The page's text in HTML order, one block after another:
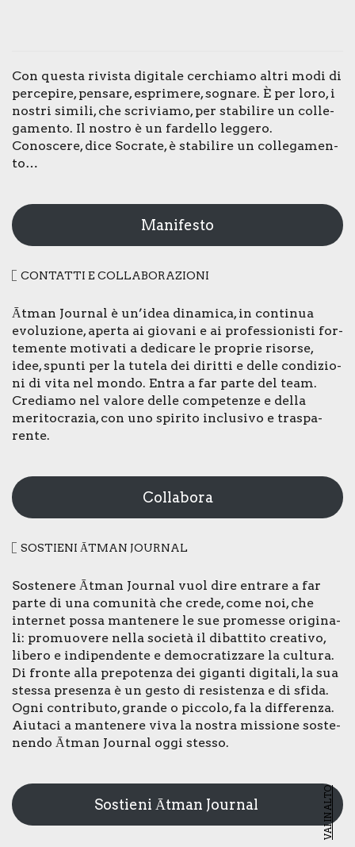
Con que­sta rivi­sta digi­ta­le cer­chia­mo altri modi di
per­ce­pi­re, pen­sa­re, espri­me­re, sogna­re. È per loro, i
nostri simi­li, che scri­via­mo, per sta­bi­li­re un col­le­
ga­men­to. Il nostro è un far­del­lo leg­ge­ro.
Cono­sce­re, dice Socra­te, è sta­bi­li­re un col­le­ga­men­
to…
Manifesto
CON­TAT­TI E COL­LA­BO­RA­ZIO­NI
Ātman Jour­nal è un’idea dina­mi­ca, in con­ti­nua
evo­lu­zio­ne, aper­ta ai gio­va­ni e ai pro­fes­sio­ni­sti for­
te­men­te moti­va­ti a dedi­ca­re le pro­prie risor­se,
idee, spun­ti per la tute­la dei dirit­ti e del­le con­di­zio­
ni di vita nel mon­do. Entra a far par­te del team.
Cre­dia­mo nel valo­re del­le com­pe­ten­ze e del­la
meri­to­cra­zia, con uno spi­ri­to inclu­si­vo e tra­spa­
ren­te.
Collabora
SOSTIE­NI ĀTMAN JOUR­NAL
Soste­ne­re Ātman Jour­nal vuol dire entra­re a far
par­te di una comu­ni­tà che cre­de, come noi, che
inter­net pos­sa man­te­ne­re le sue pro­mes­se ori­gi­na­
li: pro­muo­ve­re nel­la socie­tà il dibat­ti­to crea­ti­vo,
libe­ro e indi­pen­den­te e demo­cra­tiz­za­re la cul­tu­ra.
Di fron­te alla pre­po­ten­za dei gigan­ti digi­ta­li, la sua
stes­sa pre­sen­za è un gesto di resi­sten­za e di sfi­da.
Ogni con­tri­bu­to, gran­de o pic­co­lo, fa la dif­fe­ren­za.
Aiu­ta­ci a man­te­ne­re viva la nostra mis­sio­ne soste­
nen­do Ātman Jour­nal oggi stes­so.
Sostieni Ātman Journal VAI IN ALTO